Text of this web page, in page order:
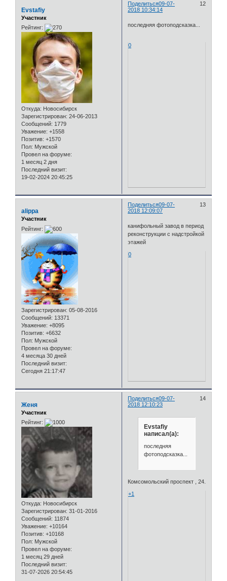
Поделиться 12
09-07-
2018 10:34:14
Evstafiy
Участник
Рейтинг:
Откуда: Новосибирск
Зарегистрирован: 24-06-2013
Сообщений: 1779
Уважение: +1558
Позитив: +1570
Пол: Мужской
Провел на форуме:
1 месяц 2 дня
Последний визит:
19-02-2024 20:45:25
последняя фотоподсказка...
0
Поделиться 13
09-07-
2018 12:09:07
alippa
Участник
Рейтинг:
Зарегистрирован: 05-08-2016
Сообщений: 13371
Уважение: +8095
Позитив: +6632
Пол: Мужской
Провел на форуме:
4 месяца 30 дней
Последний визит:
Сегодня 21:17:47
канифольный завод в период
реконструкции с надстройкой
этажей
0
Поделиться 14
09-07-
2018 12:10:23
Женя
Участник
Рейтинг:
Откуда: Новосибирск
Зарегистрирован: 31-01-2016
Сообщений: 11874
Уважение: +10164
Позитив: +10168
Пол: Мужской
Провел на форуме:
1 месяц 29 дней
Последний визит:
31-07-2026 20:54:45
Evstafiy
написал(а):
последняя
фотоподсказка...
Комсомольский проспект , 24.
+1